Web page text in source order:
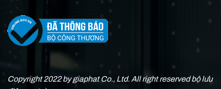
Copyright 2022 by giaphat Co., Ltd. All right reserved bộ lưu